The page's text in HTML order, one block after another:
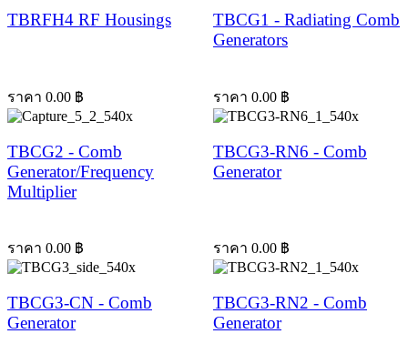
TBRFH4 RF Housings
TBCG1 - Radiating Comb
Generators
ราคา 0.00 ฿
TBCG2 - Comb
Generator/Frequency
Multiplier
ราคา 0.00 ฿
TBCG3-RN6 - Comb
Generator
ราคา 0.00 ฿
TBCG3-CN - Comb
Generator
ราคา 0.00 ฿
TBCG3-RN2 - Comb
Generator